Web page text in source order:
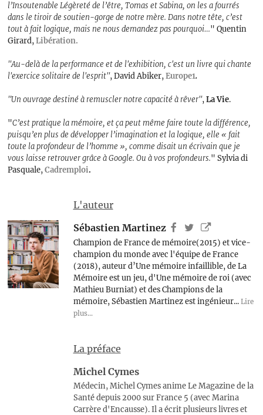
l’Insoutenable Légèreté de l’être, Tomas et Sabina, on les a fourrés
dans le tiroir de soutien-gorge de notre mère. Dans notre tête, c’est
tout à fait logique, mais ne nous demandez pas pourquoi…" Quentin
Girard,Libération.
"Au-delà de la performance et de l'exhibition, c'est un livre qui chante
l'exercice solitaire de l'esprit", David Abiker,Europe1.
"Un ouvrage destiné à remuscler notre capacité à rêver",La Vie.
"C’est pratique la mémoire, et ça peut même faire toute la différence,
puisqu’en plus de développer l’imagination et la logique, elle « fait
toute la profondeur de l’homme », comme disait un écrivain que je
vous laisse retrouver grâce à Google. Ou à vos profondeurs." Sylvia di
Pasquale,Cadremploi.
L'auteur
Sébastien Martinez
Champion de France de mémoire(2015) et vice-
champion du monde avec l'équipe de France
(2018), auteur d’Une mémoire infaillible, de La
Mémoire est un jeu, d'Une mémoire de roi (avec
Mathieu Burniat) et des Champions de la
mémoire, Sébastien Martinez est ingénieur... Lire
plus...
La préface
Michel Cymes
Médecin, Michel Cymes anime Le Magazine de la
Santé depuis 2000 sur France 5 (avec Marina
Carrère d'Encausse). Il a écrit plusieurs livres et